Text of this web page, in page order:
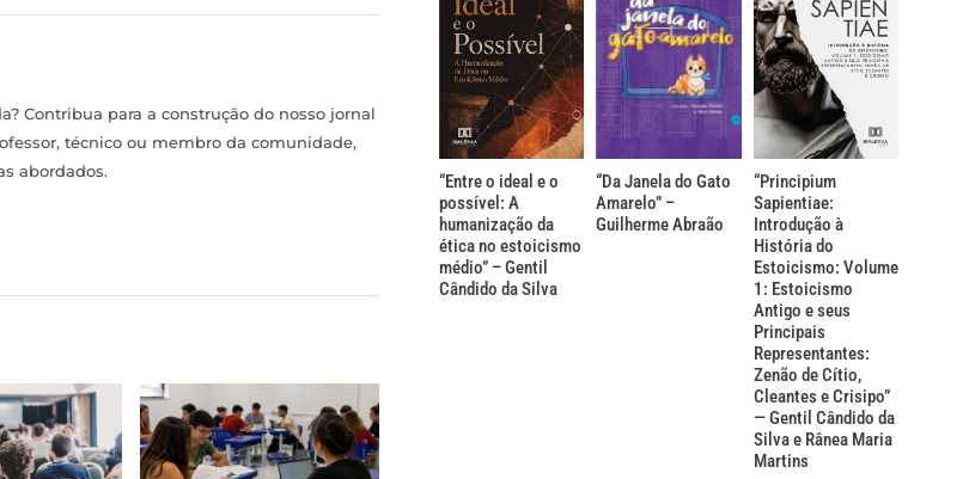
Contribua para a construção do nosso jornal
técnico ou membro da comunidade,
abordados.
“Entre o ideal e o
possível: A
humanização da
ética no estoicismo
médio” – Gentil
Cândido da Silva
“Da Janela do Gato
Amarelo” –
Guilherme Abraão
“Principium
Sapientiae:
Introdução à
História do
Estoicismo: Volume
1: Estoicismo
Antigo e seus
Principais
Representantes:
Zenão de Cítio,
Cleantes e Crisipo”
— Gentil Cândido da
Silva e Rânea Maria
Martins